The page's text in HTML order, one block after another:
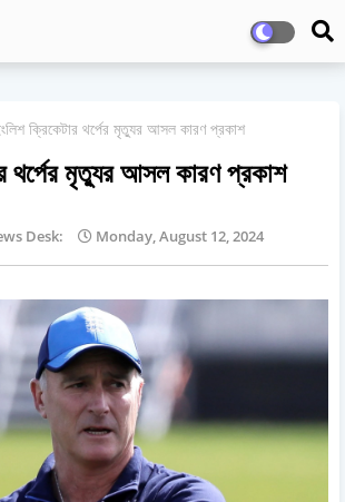
ক্রিকেটার থর্পের মৃত্যুর আসল কারণ প্রকাশ
থর্পের মৃত্যুর আসল কারণ প্রকাশ
Desk: Monday, August 12, 2024